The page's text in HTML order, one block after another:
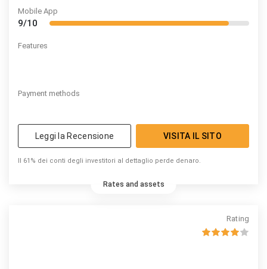
Mobile App
9/10
Features
Payment methods
Leggi la Recensione VISITA IL SITO
Il 61% dei conti degli investitori al dettaglio perde denaro.
Rates and assets
Rating